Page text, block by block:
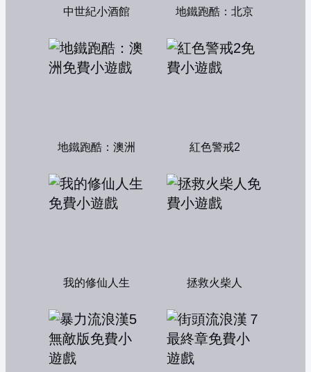
中世紀小酒館 地鐵跑酷：北京
地鐵跑酷：澳洲 紅色警戒2
我的修仙人生 拯救火柴人